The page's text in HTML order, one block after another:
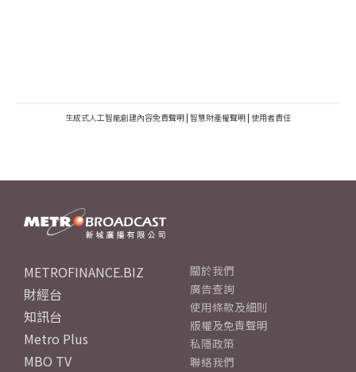
生成式人工智能創建內容免責聲明 | 智慧財產權聲明 | 使用者責任
METROFINANCE.BIZ
財經台
知訊台
Metro Plus
MBO TV
關於我們
廣告查詢
使用條款及細則
版權及免責聲明
私隱政策
聯絡我們